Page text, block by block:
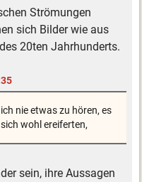
Strömungen
sich Bilder wie aus
20ten Jahrhunderts.
nie etwas zu hören, es
wohl ereiferten,
sein, ihre Aussagen